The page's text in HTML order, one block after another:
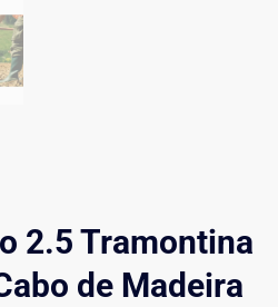
2.5 Tramontina
de Madeira